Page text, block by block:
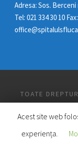
Adresa: Sos. Berceni
Tel: 021 334 30 10
TOATE
DE
Acest site web
experiența.